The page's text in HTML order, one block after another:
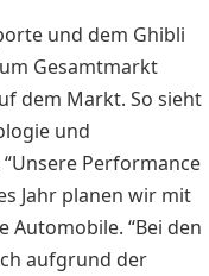
und dem Ghibli
Gesamtmarkt
dem Markt. So sieht
und
Performance
Jahr planen wir mit
Automobile. “Bei den
aufgrund der